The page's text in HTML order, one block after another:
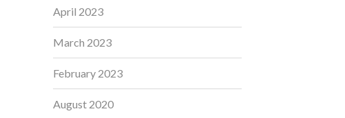
April 2023
March 2023
February 2023
August 2020